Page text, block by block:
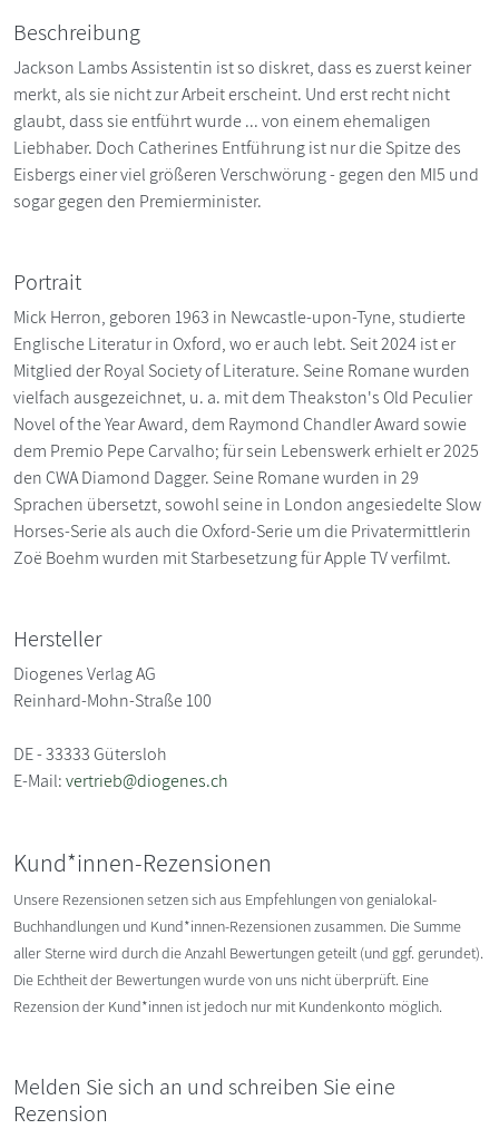
Beschreibung
Jackson Lambs Assistentin ist so diskret, dass es zuerst keiner
merkt, als sie nicht zur Arbeit erscheint. Und erst recht nicht
glaubt, dass sie entführt wurde ... von einem ehemaligen
Liebhaber. Doch Catherines Entführung ist nur die Spitze des
Eisbergs einer viel größeren Verschwörung - gegen den MI5 und
sogar gegen den Premierminister.
Portrait
Mick Herron, geboren 1963 in Newcastle-upon-Tyne, studierte
Englische Literatur in Oxford, wo er auch lebt. Seit 2024 ist er
Mitglied der Royal Society of Literature. Seine Romane wurden
vielfach ausgezeichnet, u. a. mit dem Theakston's Old Peculier
Novel of the Year Award, dem Raymond Chandler Award sowie
dem Premio Pepe Carvalho; für sein Lebenswerk erhielt er 2025
den CWA Diamond Dagger. Seine Romane wurden in 29
Sprachen übersetzt, sowohl seine in London angesiedelte Slow
Horses-Serie als auch die Oxford-Serie um die Privatermittlerin
Zoë Boehm wurden mit Starbesetzung für Apple TV verfilmt.
Hersteller
Diogenes Verlag AG
Reinhard-Mohn-Straße 100
DE - 33333 Gütersloh
E-Mail:vertrieb@diogenes.ch
Kund*innen-Rezensionen
Unsere Rezensionen setzen sich aus Empfehlungen von genialokal-
Buchhandlungen und Kund*innen-Rezensionen zusammen. Die Summe
aller Sterne wird durch die Anzahl Bewertungen geteilt (und ggf. gerundet).
Die Echtheit der Bewertungen wurde von uns nicht überprüft. Eine
Rezension der Kund*innen ist jedoch nur mit Kundenkonto möglich.
Melden Sie sich an und schreiben Sie eine
Rezension